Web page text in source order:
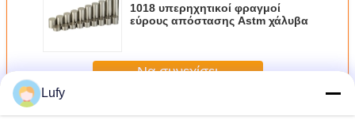
1018 υπερηχητικοί φραγμοί
εύρους απόστασης Astm χάλυβα
Να συνεχίσει
ΠερισσότεροιΥπερηχητικός φραγμός βαθμολόγησης
Lufy